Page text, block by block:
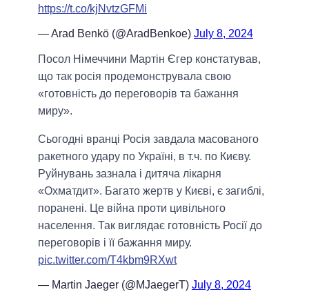
https://t.co/kjNvtzGFMi
— Arad Benkö (@AradBenkoe) July 8, 2024
Посол Німеччини Мартін Єгер констатував,
що так росія продемонструвала свою
«готовність до переговорів та бажання
миру».
Сьогодні вранці Росія завдала масованого
ракетного удару по Україні, в т.ч. по Києву.
Руйнувань зазнала і дитяча лікарня
«Охматдит». Багато жертв у Києві, є загиблі,
поранені. Це війна проти цивільного
населення. Так виглядає готовність Росії до
переговорів і її бажання миру.
pic.twitter.com/T4kbm9RXwt
— Martin Jaeger (@MJaegerT) July 8, 2024